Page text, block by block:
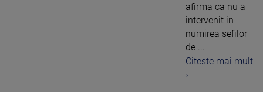
afirma ca nu a
intervenit in
numirea sefilor
de ...
Citeste mai mult
›